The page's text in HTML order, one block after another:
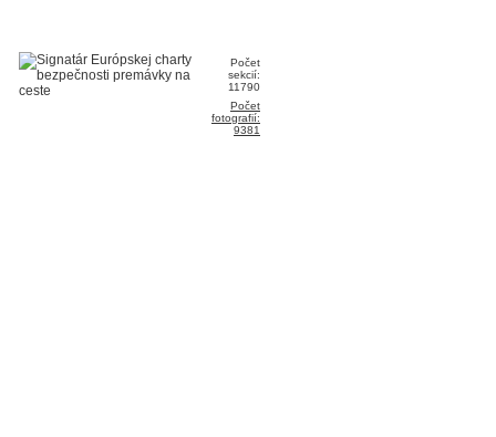
Počet
sekcií:
11790
Počet
fotografií:
9381